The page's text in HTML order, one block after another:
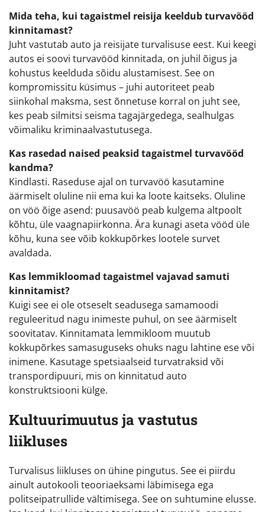
Mida teha, kui tagaistmel reisija keeldub turvavööd
kinnitamast?
Juht vastutab auto ja reisijate turvalisuse eest. Kui keegi
autos ei soovi turvavööd kinnitada, on juhil õigus ja
kohustus keelduda sõidu alustamisest. See on
kompromissitu küsimus – juhi autoriteet peab
siinkohal maksma, sest õnnetuse korral on juht see,
kes peab silmitsi seisma tagajärgedega, sealhulgas
võimaliku kriminaalvastutusega.
Kas rasedad naised peaksid tagaistmel turvavööd
kandma?
Kindlasti. Raseduse ajal on turvavöö kasutamine
äärmiselt oluline nii ema kui ka loote kaitseks. Oluline
on vöö õige asend: puusavöö peab kulgema altpoolt
kõhtu, üle vaagnapiirkonna. Ära kunagi aseta vööd üle
kõhu, kuna see võib kokkupõrkes lootele survet
avaldada.
Kas lemmikloomad tagaistmel vajavad samuti
kinnitamist?
Kuigi see ei ole otseselt seadusega samamoodi
reguleeritud nagu inimeste puhul, on see äärmiselt
soovitatav. Kinnitamata lemmikloom muutub
kokkupõrkes samasuguseks ohuks nagu lahtine ese või
inimene. Kasutage spetsiaalseid turvatraksid või
transpordipuuri, mis on kinnitatud auto
konstruktsiooni külge.
Kultuurimuutus ja vastutus
liikluses
Turvalisus liikluses on ühine pingutus. See ei piirdu
ainult autokooli teooriaeksami läbimisega ega
politseipatrullide vältimisega. See on suhtumine elusse.